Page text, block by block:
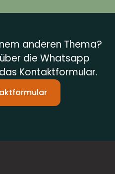
anderen Thema?
die Whatsapp
Kontaktformular.